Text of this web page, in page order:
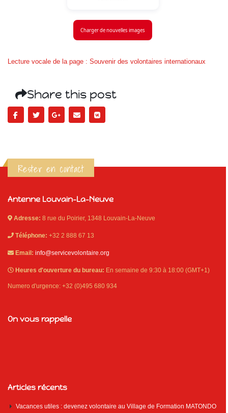
Charger de nouvelles images
Lecture vocale de la page : Souvenir des volontaires internationaux
Share this post
Rester en contact
Antenne Louvain-La-Neuve
Adresse: 8 rue du Poirier, 1348 Louvain-La-Neuve
Téléphone: +32 2 888 67 13
Email: info@servicevolontaire.org
Heures d'ouverture du bureau: En semaine de 9:30 à 18:00 (GMT+1)
Numero d'urgence: +32 (0)495 680 934
On vous rappelle
Articles récents
Vacances utiles : devenez volontaire au Village de Formation MATONDO